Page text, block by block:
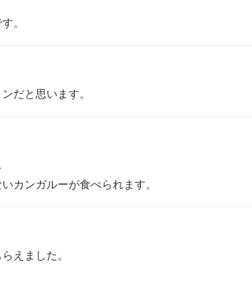
。
だと思います。
カンガルーが食べられます。
えました。